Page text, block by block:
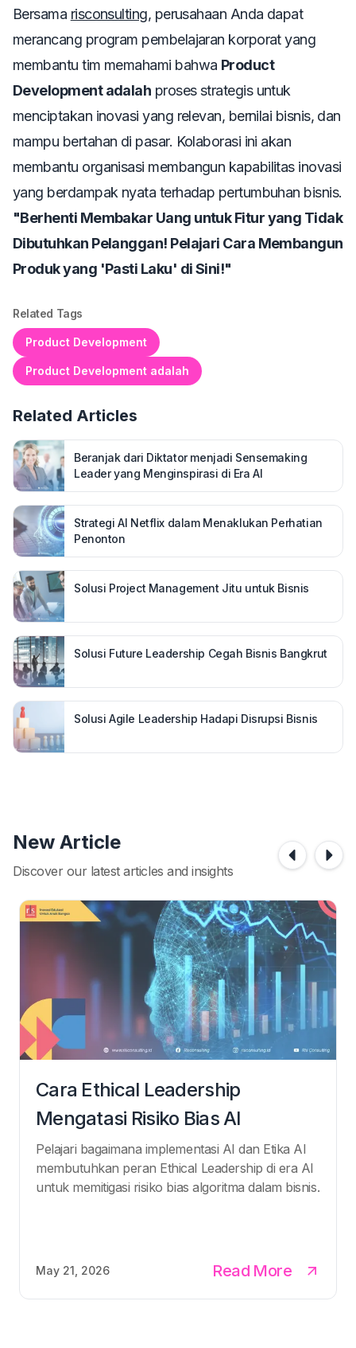
Bersama risconsulting, perusahaan Anda dapat
merancang program pembelajaran korporat yang
membantu tim memahami bahwa Product
Development adalah proses strategis untuk
menciptakan inovasi yang relevan, bernilai bisnis, dan
mampu bertahan di pasar. Kolaborasi ini akan
membantu organisasi membangun kapabilitas inovasi
yang berdampak nyata terhadap pertumbuhan bisnis.
"Berhenti Membakar Uang untuk Fitur yang Tidak
Dibutuhkan Pelanggan! Pelajari Cara Membangun
Produk yang 'Pasti Laku' di Sini!"
Related Tags
Product Development
Product Development adalah
Related Articles
Beranjak dari Diktator menjadi Sensemaking
Leader yang Menginspirasi di Era AI
Strategi AI Netflix dalam Menaklukan Perhatian
Penonton
Solusi Project Management Jitu untuk Bisnis
Solusi Future Leadership Cegah Bisnis Bangkrut
Solusi Agile Leadership Hadapi Disrupsi Bisnis
New Article
Discover our latest articles and insights
Cara Ethical Leadership
Mengatasi Risiko Bias AI
Pelajari bagaimana implementasi AI dan Etika AI
membutuhkan peran Ethical Leadership di era AI
untuk memitigasi risiko bias algoritma dalam bisnis.
May 21, 2026 Read More